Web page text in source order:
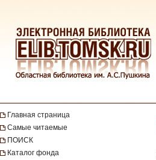
Главная страница
Самые читаемые
ПОИСК
Каталог фонда